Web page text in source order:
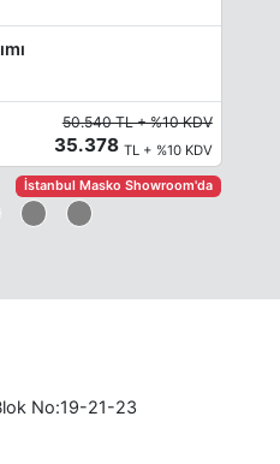
50.540 TL + %10 KDV
35.378 TL + %10 KDV
İstanbul Masko Showroom'da
No:19-21-23